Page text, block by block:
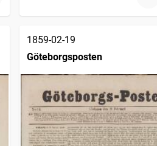
1859-02-19
Göteborgsposten